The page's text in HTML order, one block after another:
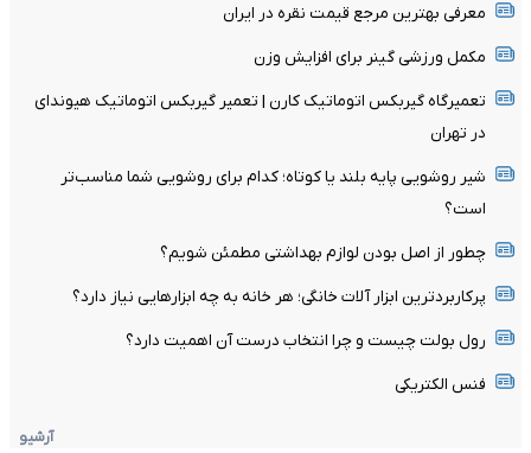
معرفی بهترین مرجع قیمت نقره در ایران
مکمل ورزشی گینر برای افزایش وزن
تعمیرگاه گیربکس اتوماتیک کارن | تعمیر گیربکس اتوماتیک هیوندای
در تهران
شیر روشویی پایه بلند یا کوتاه؛ کدام برای روشویی شما مناسب‌تر
است؟
چطور از اصل بودن لوازم بهداشتی مطمئن شویم؟
پرکاربردترین ابزار آلات خانگی؛ هر خانه به چه ابزارهایی نیاز دارد؟
رول بولت چیست و چرا انتخاب درست آن اهمیت دارد؟
فنس الکتریکی
آرشیو